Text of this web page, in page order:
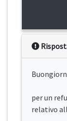
per un
relativo